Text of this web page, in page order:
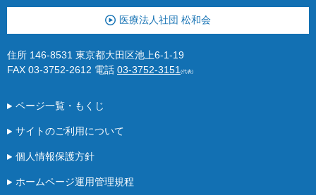
医療法人社団 松和会
住所 146-8531 東京都大田区池上6-1-19
FAX 03-3752-2612 電話 03-3752-3151 (代表)
ページ一覧・もくじ
サイトのご利用について
個人情報保護方針
ホームページ運用管理規程